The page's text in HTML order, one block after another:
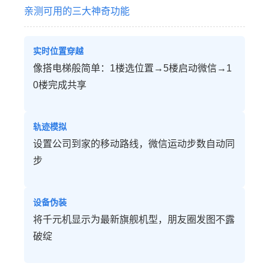
亲测可用的三大神奇功能
实时位置穿越
像搭电梯般简单：1楼选位置→5楼启动微信→1
0楼完成共享
轨迹模拟
设置公司到家的移动路线，微信运动步数自动同
步
设备伪装
将千元机显示为最新旗舰机型，朋友圈发图不露
破绽